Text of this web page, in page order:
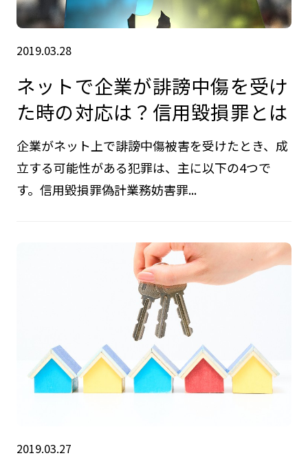
2019.03.28
ネットで企業が誹謗中傷を受け
た時の対応は？信用毀損罪とは
企業がネット上で誹謗中傷被害を受けたとき、成
立する可能性がある犯罪は、主に以下の4つで
す。信用毀損罪偽計業務妨害罪...
2019.03.27